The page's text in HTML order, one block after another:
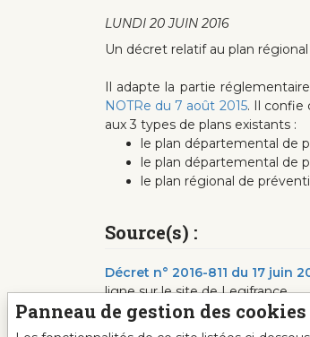
LUNDI 20 JUIN 2016
Un décret relatif au plan
Il adapte la partie
NOTRe du 7 août 2015. Il confie
aux 3 types de plans existants :
le plan départemental de
le plan départemental de
le plan régional de
Source(s) :
Décret n° 2016-811 du 17
ligne sur le site de Legifrance
Panneau de gestion des cookies